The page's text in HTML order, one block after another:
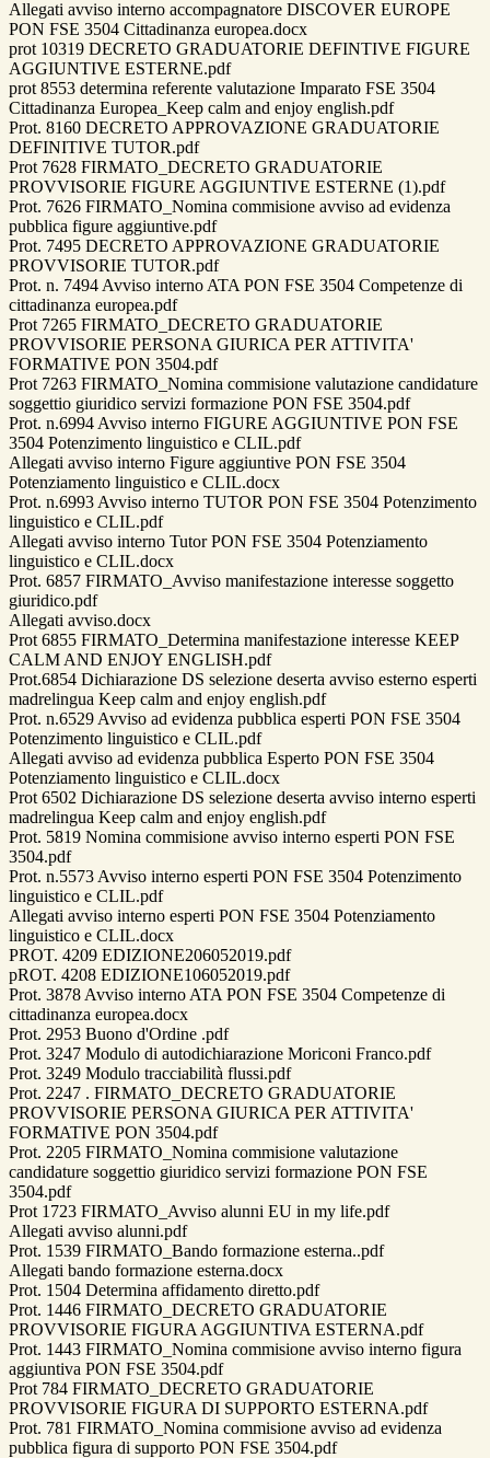
Allegati avviso interno accompagnatore DISCOVER EUROPE
PON FSE 3504 Cittadinanza europea.docx
prot 10319 DECRETO GRADUATORIE DEFINTIVE FIGURE
AGGIUNTIVE ESTERNE.pdf
prot 8553 determina referente valutazione Imparato FSE 3504
Cittadinanza Europea_Keep calm and enjoy english.pdf
Prot. 8160 DECRETO APPROVAZIONE GRADUATORIE
DEFINITIVE TUTOR.pdf
Prot 7628 FIRMATO_DECRETO GRADUATORIE
PROVVISORIE FIGURE AGGIUNTIVE ESTERNE (1).pdf
Prot. 7626 FIRMATO_Nomina commisione avviso ad evidenza
pubblica figure aggiuntive.pdf
Prot. 7495 DECRETO APPROVAZIONE GRADUATORIE
PROVVISORIE TUTOR.pdf
Prot. n. 7494 Avviso interno ATA PON FSE 3504 Competenze di
cittadinanza europea.pdf
Prot 7265 FIRMATO_DECRETO GRADUATORIE
PROVVISORIE PERSONA GIURICA PER ATTIVITA'
FORMATIVE PON 3504.pdf
Prot 7263 FIRMATO_Nomina commisione valutazione candidature
soggettio giuridico servizi formazione PON FSE 3504.pdf
Prot. n.6994 Avviso interno FIGURE AGGIUNTIVE PON FSE
3504 Potenzimento linguistico e CLIL.pdf
Allegati avviso interno Figure aggiuntive PON FSE 3504
Potenziamento linguistico e CLIL.docx
Prot. n.6993 Avviso interno TUTOR PON FSE 3504 Potenzimento
linguistico e CLIL.pdf
Allegati avviso interno Tutor PON FSE 3504 Potenziamento
linguistico e CLIL.docx
Prot. 6857 FIRMATO_Avviso manifestazione interesse soggetto
giuridico.pdf
Allegati avviso.docx
Prot 6855 FIRMATO_Determina manifestazione interesse KEEP
CALM AND ENJOY ENGLISH.pdf
Prot.6854 Dichiarazione DS selezione deserta avviso esterno esperti
madrelingua Keep calm and enjoy english.pdf
Prot. n.6529 Avviso ad evidenza pubblica esperti PON FSE 3504
Potenzimento linguistico e CLIL.pdf
Allegati avviso ad evidenza pubblica Esperto PON FSE 3504
Potenziamento linguistico e CLIL.docx
Prot 6502 Dichiarazione DS selezione deserta avviso interno esperti
madrelingua Keep calm and enjoy english.pdf
Prot. 5819 Nomina commisione avviso interno esperti PON FSE
3504.pdf
Prot. n.5573 Avviso interno esperti PON FSE 3504 Potenzimento
linguistico e CLIL.pdf
Allegati avviso interno esperti PON FSE 3504 Potenziamento
linguistico e CLIL.docx
PROT. 4209 EDIZIONE206052019.pdf
pROT. 4208 EDIZIONE106052019.pdf
Prot. 3878 Avviso interno ATA PON FSE 3504 Competenze di
cittadinanza europea.docx
Prot. 2953 Buono d'Ordine .pdf
Prot. 3247 Modulo di autodichiarazione Moriconi Franco.pdf
Prot. 3249 Modulo tracciabilità flussi.pdf
Prot. 2247 . FIRMATO_DECRETO GRADUATORIE
PROVVISORIE PERSONA GIURICA PER ATTIVITA'
FORMATIVE PON 3504.pdf
Prot. 2205 FIRMATO_Nomina commisione valutazione
candidature soggettio giuridico servizi formazione PON FSE
3504.pdf
Prot 1723 FIRMATO_Avviso alunni EU in my life.pdf
Allegati avviso alunni.pdf
Prot. 1539 FIRMATO_Bando formazione esterna..pdf
Allegati bando formazione esterna.docx
Prot. 1504 Determina affidamento diretto.pdf
Prot. 1446 FIRMATO_DECRETO GRADUATORIE
PROVVISORIE FIGURA AGGIUNTIVA ESTERNA.pdf
Prot. 1443 FIRMATO_Nomina commisione avviso interno figura
aggiuntiva PON FSE 3504.pdf
Prot 784 FIRMATO_DECRETO GRADUATORIE
PROVVISORIE FIGURA DI SUPPORTO ESTERNA.pdf
Prot. 781 FIRMATO_Nomina commisione avviso ad evidenza
pubblica figura di supporto PON FSE 3504.pdf